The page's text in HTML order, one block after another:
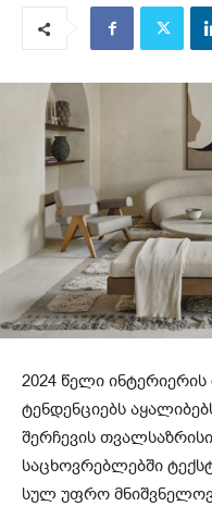
2024 წელი
ტენდენციებს
შერჩევის
საცხოვრებლებში
სულ უფრო